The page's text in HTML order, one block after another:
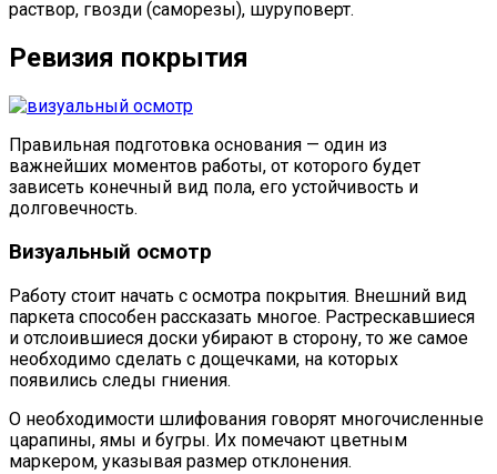
раствор, гвозди (саморезы), шуруповерт.
Ревизия покрытия
Правильная подготовка основания — один из
важнейших моментов работы, от которого будет
зависеть конечный вид пола, его устойчивость и
долговечность.
Визуальный осмотр
Работу стоит начать с осмотра покрытия. Внешний вид
паркета способен рассказать многое. Растрескавшиеся
и отслоившиеся доски убирают в сторону, то же самое
необходимо сделать с дощечками, на которых
появились следы гниения.
О необходимости шлифования говорят многочисленные
царапины, ямы и бугры. Их помечают цветным
маркером, указывая размер отклонения.